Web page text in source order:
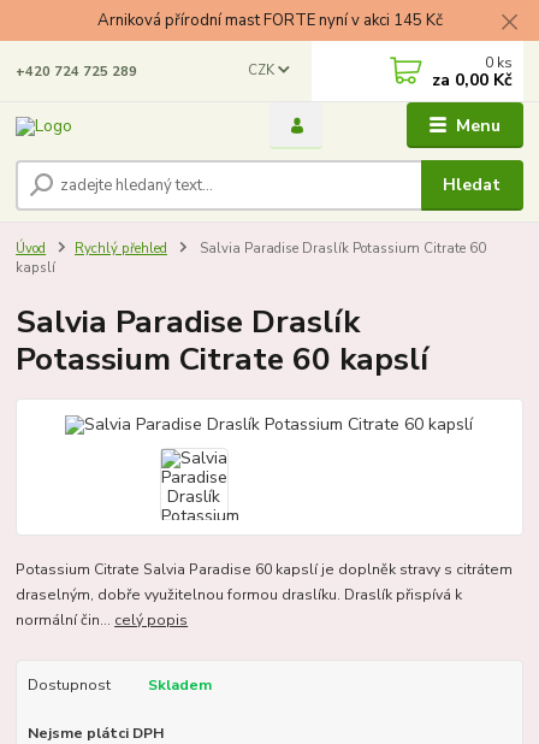
Arniková přírodní mast FORTE nyní v akci 145 Kč
Menu
CZK
Hledat
+420 724 725 289 0 ks
za 0,00 Kč
Úvod Rychlý přehled
Salvia Paradise Draslík Potassium Citrate 60
kapslí
Salvia Paradise Draslík
Potassium Citrate 60 kapslí
Potassium Citrate Salvia Paradise 60 kapslí je doplněk stravy s citrátem
draselným, dobře využitelnou formou draslíku. Draslík přispívá k
normální čin... celý popis
Dostupnost Skladem
Nejsme plátci DPH